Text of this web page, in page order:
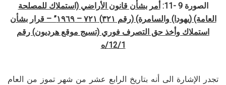
الصورة 9 -11:
أمر بشأن قانون الأراضي (استملاك للمصلحة
العامة) (يهودا) والسامرة) (رقم ۳۲۱)
٧٢١ – ١٩٦٩” – قرار بشأن
استملاك وأخذ حق التصرف فوري (تسيج موقع هرديون) رقم
12/1/ه
تجدر الإشارة الى أنه بتاريخ الرابع عشر من شهر تموز من العام